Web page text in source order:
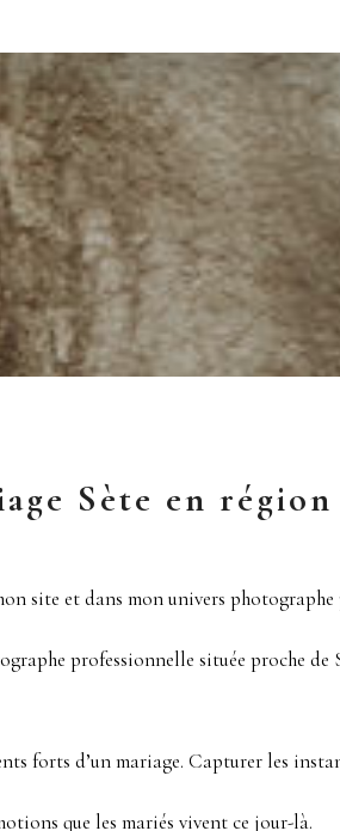
Sète en
site et dans mon univers
professionnelle située proche de
forts d’un mariage. Capturer les
que les mariés vivent ce jour-là.